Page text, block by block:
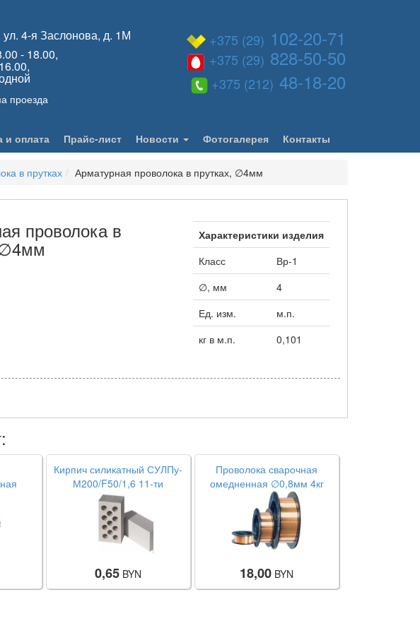
ул. 4-я Заслонова, д. 1М
- 18.00,
проезда
+375 (29) 102-20-71
+375 (29) 828-50-50
+375 (212) 48-18-20
и оплата Прайс-лист Новости Фотогалерея Контакты
в прутках Арматурная проволока в прутках, ∅4мм
Характеристики изделия
Класс
Вр-1
∅, мм
4
Ед. изм.
м.п.
кг в м.п.
0,101
проволока в
Кирпич силикатный СУЛПу-
М200/F50/1,6 11-ти
пустотный (250х120х88мм)
0,65 BYN
Проволока сварочная
омедненная ∅0,8мм 4кг
18,00 BYN